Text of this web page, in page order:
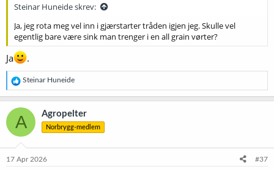
Steinar Huneide skrev:
Ja, jeg rota meg vel inn i gjærstarter tråden igjen jeg. Skulle vel
egentlig bare være sink man trenger i en all grain vørter?
Ja .
R
e
a
k
s
o
e
Steinar Huneide
A Agropelter
Norbrygg-medlem
17 Apr 2026 #37